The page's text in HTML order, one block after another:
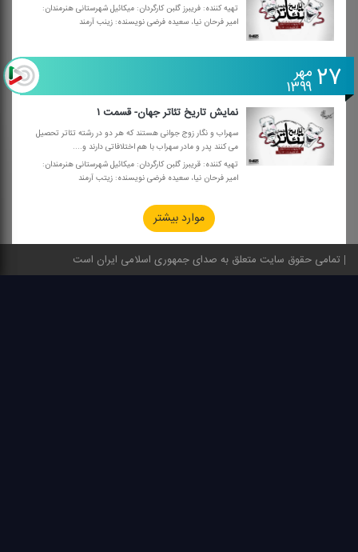
تهیه كننده: فریبرز گلبن كارگردان: میكائیل شهرستانی هنرمندان:
امیر فرحان نیا، سعیده فرضی نویسنده: زینب آرمند
۲۷ مهر
۱۳۹۹
نمایش تاریخ تئاتر جهان- قسمت ۱
سهراب و نگار زوج جوانی هستند كه هر دو در رشته تئاتر تحصیل
می كنند پدر و مادر سهراب با هم اختلافاتی دارند و....
تهیه كننده: قریبرز گلبن كارگردان: میكائیل شهرستانی هنرمندان:
امیر فرحان نیا، سعیده فرضی نویسنده: زیتب آرمند
موارد بیشتر
تمامی حقوق سایت متعلق به صدای جمهوری اسلامی ایران است